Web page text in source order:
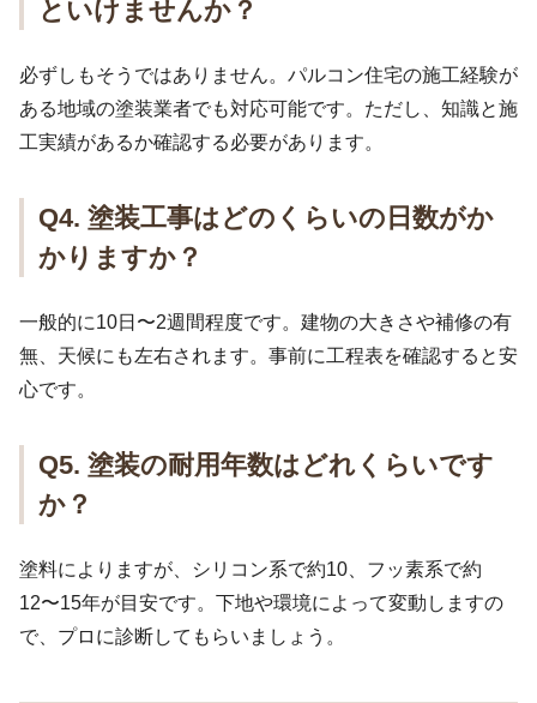
といけませんか？
必ずしもそうではありません。パルコン住宅の施工経験が
ある地域の塗装業者でも対応可能です。ただし、知識と施
工実績があるか確認する必要があります。
Q4. 塗装工事はどのくらいの日数がか
かりますか？
一般的に10日〜2週間程度です。建物の大きさや補修の有
無、天候にも左右されます。事前に工程表を確認すると安
心です。
Q5. 塗装の耐用年数はどれくらいです
か？
塗料によりますが、シリコン系で約10、フッ素系で約
12〜15年が目安です。下地や環境によって変動しますの
で、プロに診断してもらいましょう。